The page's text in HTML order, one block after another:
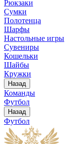
Рюкзаки
Сумки
Полотенца
Шарфы
Настольные игры
Сувениры
Кошельки
Шайбы
Кружки
Назад
Команды
Футбол
Назад
Футбол